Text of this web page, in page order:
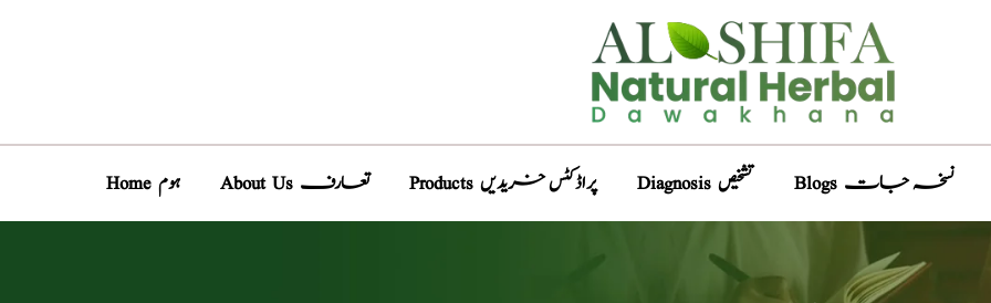
Home ہوم About Us تعارف Products پراڈکٹس خریدیں Diagnosis تشخیص Blogs نسخہ جات